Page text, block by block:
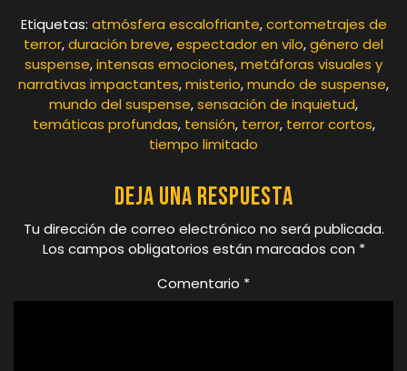
Etiquetas: atmósfera escalofriante,cortometrajes de
terror,duración breve,espectador en vilo,género del
suspense,intensas emociones,metáforas visuales y
narrativas impactantes,misterio,mundo de suspense,
mundo del suspense,sensación de inquietud,
temáticas profundas, tensión, terror, terror cortos,
tiempo limitado
Deja una respuesta
Tu dirección de correo electrónico no será publicada.
Los campos obligatorios están marcados con *
Comentario *